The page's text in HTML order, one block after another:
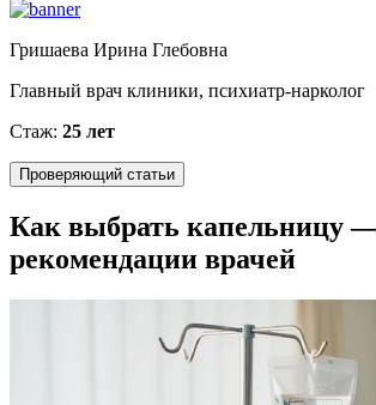
Гришаева Ирина Глебовна
Главный врач клиники, психиатр-нарколог
Стаж: 25 лет
Проверяющий статьи
Как выбрать капельницу
рекомендации врачей